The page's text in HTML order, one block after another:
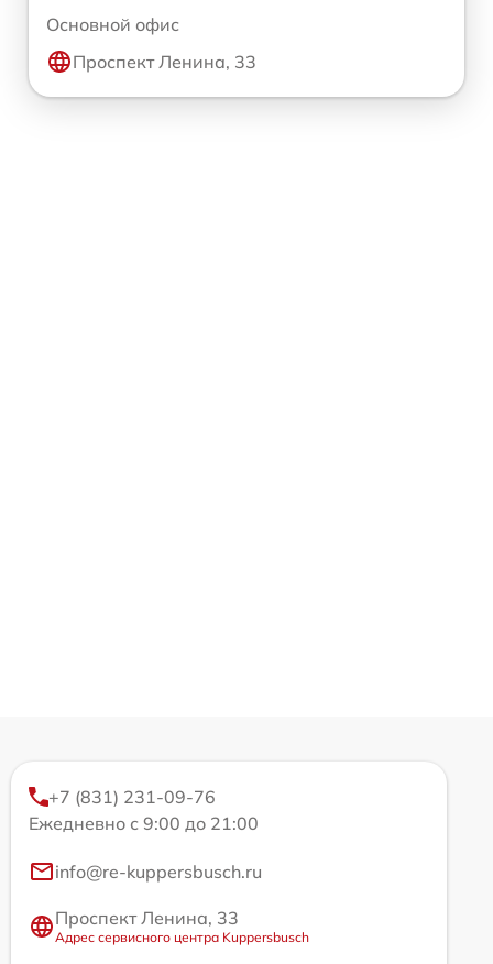
Основной офис
Проспект Ленина, 33
+7 (831) 231-09-76
Ежедневно с 9:00 до 21:00
info@re-kuppersbusch.ru
Проспект Ленина, 33
Адрес сервисного центра Kuppersbusch